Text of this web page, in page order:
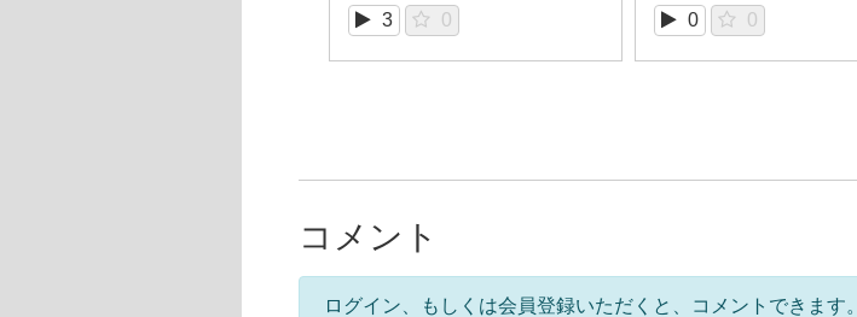
3 0 0 0
コメント
ログイン、もしくは会員登録いただくと、コメントできます。